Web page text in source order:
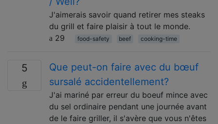
J'aimerais savoir quand retirer mes steaks
du grill et faire plaisir à tout le monde.
29
food-safety beef cooking-time
5
Que peut-on faire avec du bœuf
sursalé accidentellement?
J'ai mariné par erreur du boeuf mince avec
du sel ordinaire pendant une journée avant
de le faire griller, il s'avère que vous n'êtes